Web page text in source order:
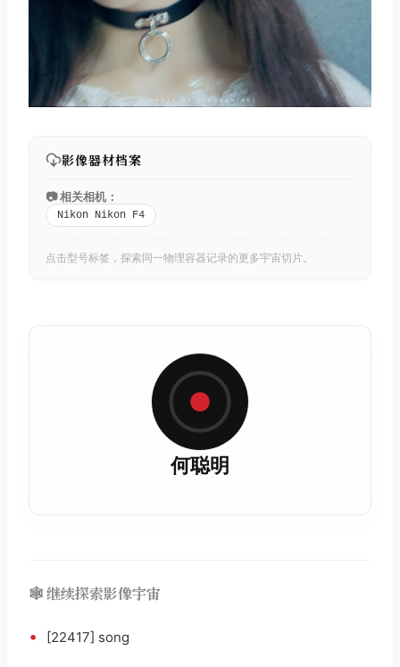
影像器材档案
📷 相关相机：
Nikon Nikon F4
点击型号标签，探索同一物理容器记录的更多宇宙切片。
何聪明
🕸️ 继续探索影像宇宙
• [22417] song